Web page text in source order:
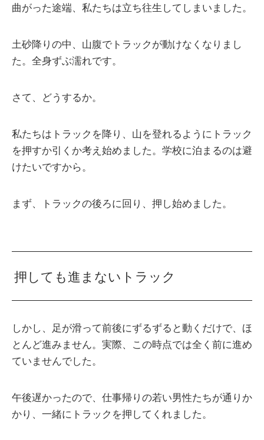
曲がった途端、私たちは立ち往生してしまいました。
土砂降りの中、山腹でトラックが動けなくなりまし
た。全身ずぶ濡れです。
さて、どうするか。
私たちはトラックを降り、山を登れるようにトラック
を押すか引くか考え始めました。学校に泊まるのは避
けたいですから。
まず、トラックの後ろに回り、押し始めました。
押しても進まないトラック
しかし、足が滑って前後にずるずると動くだけで、ほ
とんど進みません。実際、この時点では全く前に進め
ていませんでした。
午後遅かったので、仕事帰りの若い男性たちが通りか
かり、一緒にトラックを押してくれました。